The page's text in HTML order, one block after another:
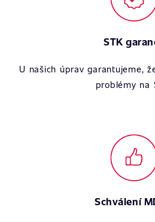
STK
U našich úprav garantujeme,
problémy na
Schválení